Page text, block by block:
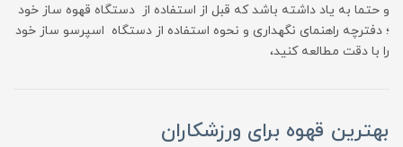
و حتما به یاد داشته باشد که قبل از استفاده از دستگاه قهوه ساز خود
؛ دفترچه راهنمای نگهداری و نحوه استفاده از دستگاه اسپرسو ساز خود
را با دقت مطالعه کنید،
بهترین قهوه برای ورزشکاران